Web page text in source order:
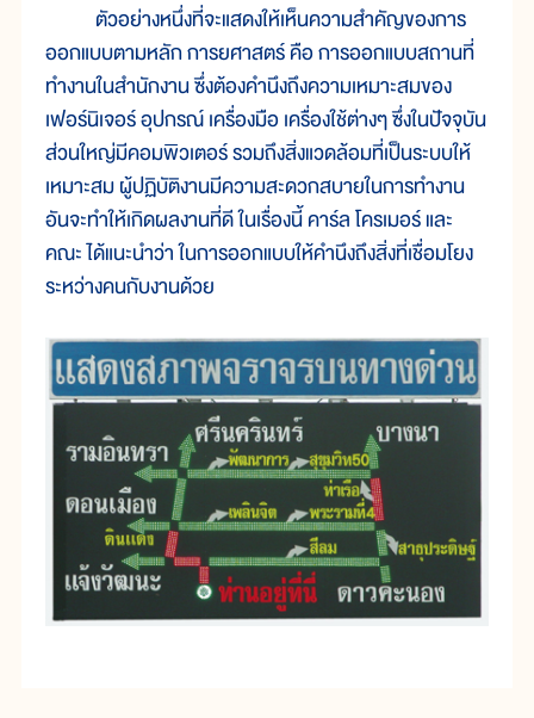
ตัวอย่างหนึ่งที่จะแสดงให้เห็นความสำคัญของการ
ออกแบบตามหลัก การยศาสตร์ คือ การออกแบบสถานที่
ทำงานในสำนักงาน ซึ่งต้องคำนึงถึงความเหมาะสมของ
เฟอร์นิเจอร์ อุปกรณ์ เครื่องมือ เครื่องใช้ต่างๆ ซึ่งในปัจจุบัน
ส่วนใหญ่มีคอมพิวเตอร์ รวมถึงสิ่งแวดล้อมที่เป็นระบบให้
เหมาะสม ผู้ปฏิบัติงานมีความสะดวกสบายในการทำงาน
อันจะทำให้เกิดผลงานที่ดี ในเรื่องนี้ คาร์ล โครเมอร์ และ
คณะ ได้แนะนำว่า ในการออกแบบให้คำนึงถึงสิ่งที่เชื่อมโยง
ระหว่างคนกับงานด้วย